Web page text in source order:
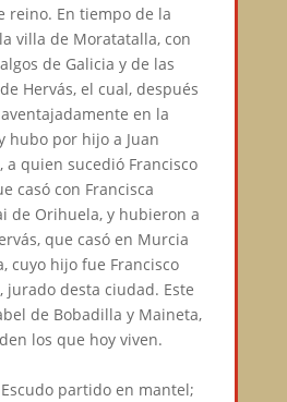
reino. En tiempo de la
villa de Moratatalla, con
de Galicia y de las
Hervás, el cual, después
en la
hubo por hijo a Juan
a quien sucedió Francisco
casó con Francisca
de Orihuela, y hubieron a
que casó en Murcia
cuyo hijo fue Francisco
jurado desta ciudad. Este
de Bobadilla y Maineta,
los que hoy viven.⠀
partido en mantel;